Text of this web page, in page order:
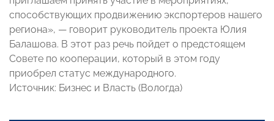
способствующих продвижению экспортеров нашего
региона», — говорит руководитель проекта Юлия
Балашова. В этот раз речь пойдет о предстоящем
Совете по кооперации, который в этом году
приобрел статус международного.
Источник: Бизнес и Власть (Вологда)